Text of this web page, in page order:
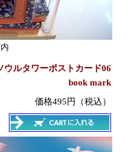
ウルタワーポストカード06
book mark
価格495円（税込）